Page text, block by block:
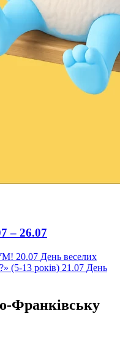
– 26.07
20.07 День веселих
(5-13 років) 21.07 День
Франківську